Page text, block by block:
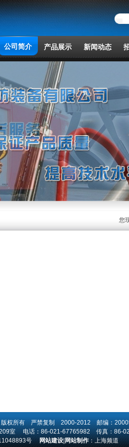
公司简介 产品展示 新闻动态
您
权所有 严禁复制 2000-2012 邮编：
209室 电话：86-021-67765982 传真：86-
号 网站建设|网站制作：上海频道